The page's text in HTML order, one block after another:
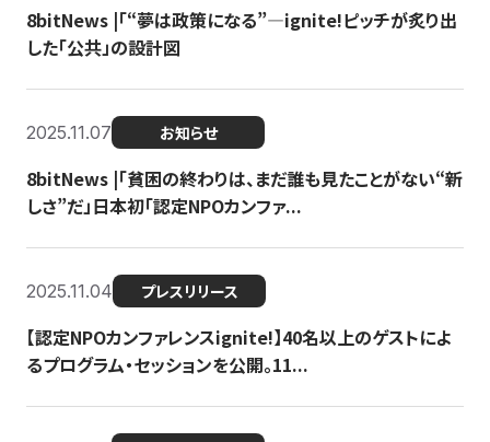
8bitNews |「“夢は政策になる”—ignite!ピッチが炙り出
した「公共」の設計図
2025.11.07 お知らせ
8bitNews |「貧困の終わりは、まだ誰も見たことがない“新
しさ”だ」日本初「認定NPOカンファ...
2025.11.04 プレスリリース
【認定NPOカンファレンスignite!】40名以上のゲストによ
るプログラム・セッションを公開。11...